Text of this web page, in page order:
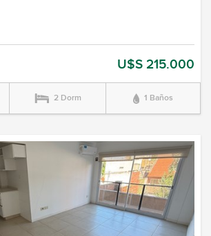
U$S 215.000
2 Dorm 1 Baños